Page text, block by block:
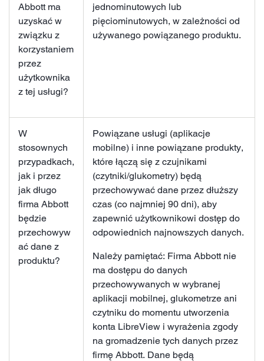
Abbott ma
uzyskać w
związku z
korzystaniem
przez
użytkownika
z tej usługi?
jednominutowych lub
pięciominutowych, w zależności od
używanego powiązanego produktu.
W
stosownych
przypadkach,
jak i przez
jak długo
firma Abbott
będzie
przechowyw
ać dane z
produktu?
Powiązane usługi (aplikacje
mobilne) i inne powiązane produkty,
które łączą się z czujnikami
(czytniki/glukometry) będą
przechowywać dane przez dłuższy
czas (co najmniej 90 dni), aby
zapewnić użytkownikowi dostęp do
odpowiednich najnowszych danych.
Należy pamiętać: Firma Abbott nie
ma dostępu do danych
przechowywanych w wybranej
aplikacji mobilnej, glukometrze ani
czytniku do momentu utworzenia
konta LibreView i wyrażenia zgody
na gromadzenie tych danych przez
firmę Abbott. Dane będą